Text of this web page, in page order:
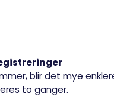
blir det mye
to ganger.